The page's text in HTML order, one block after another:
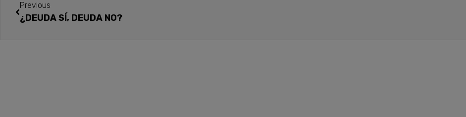
Previous
¿DEUDA SÍ, DEUDA NO?